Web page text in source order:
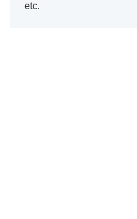
etc.